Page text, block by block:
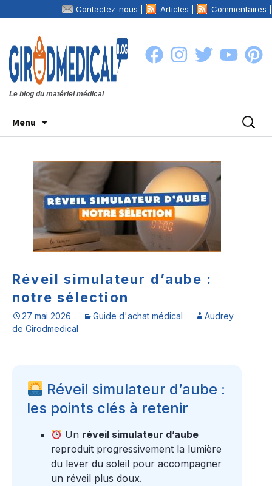
Commentaires |
Articles |
Contactez-nous |
Le blog du matériel médical
Menu
Réveil simulateur d’aube :
notre sélection
27 mai 2026 Guide d'achat médical
Audrey
de Girodmedical
Réveil simulateur d’aube :
les points clés à retenir
Un réveil simulateur d’aube
reproduit progressivement la lumière
du lever du soleil pour accompagner
un réveil plus doux.